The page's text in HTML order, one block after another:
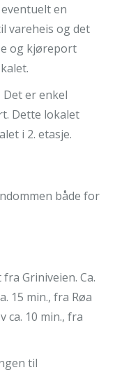
en
vareheis og det
og kjøreport
Det er enkel
Dette lokalet
i 2. etasje.
både for
Griniveien. Ca.
15 min., fra Røa
ca. 10 min., fra
til